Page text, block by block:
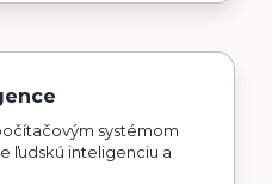
systémom
ľudskú inteligenciu a